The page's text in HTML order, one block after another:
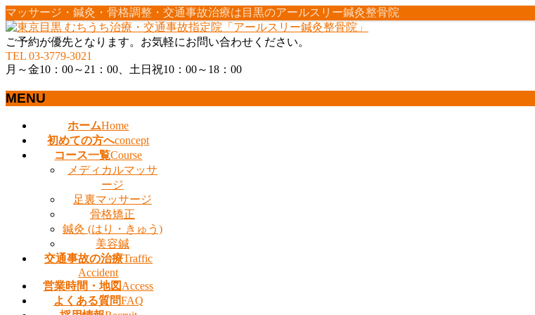
マッサージ・鍼灸・骨格調整・交通事故治療は目黒のアールスリー鍼灸整骨院
ご予約が優先となります。お気軽にお問い合わせください。
TEL 03-3779-3021
月～金10：00～21：00、土日祝10：00～18：00
MENU
ホームHome
初めての方へconcept
コース一覧Course
メディカルマッサ
ージ
足裏マッサージ
骨格矯正
鍼灸 (はり・きゅう)
美容鍼
交通事故の治療Traffic
Accident
営業時間・地図Access
よくある質問FAQ